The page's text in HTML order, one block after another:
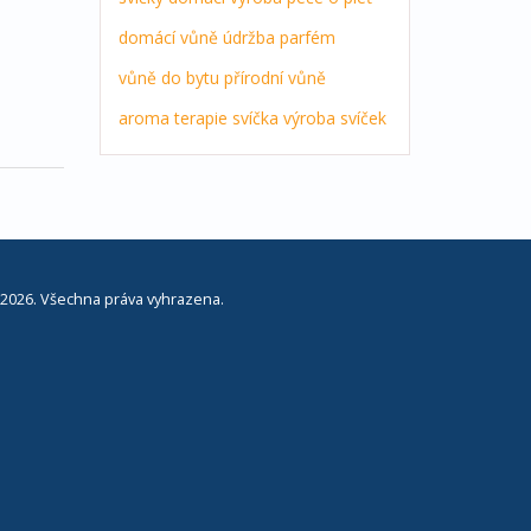
domácí vůně údržba parfém
vůně do bytu přírodní vůně
aroma terapie svíčka výroba svíček
Všechna práva vyhrazena.